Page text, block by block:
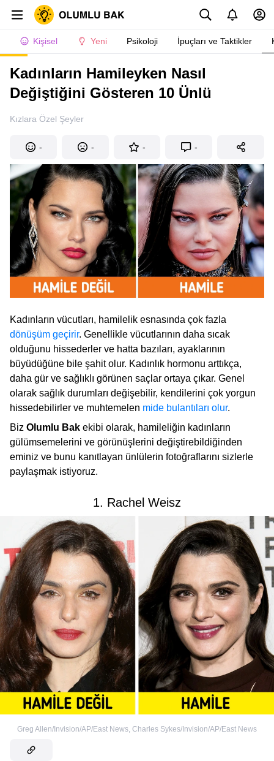
Kişisel Yeni Psikoloji İpuçları ve Taktikler
Kadınların Hamileyken Nasıl
Değiştiğini Gösteren 10 Ünlü
Kızlara Özel Şeyler
- - - -
Kadınların vücutları, hamilelik esnasında çok fazla
dönüşüm geçirir. Genellikle vücutlarının daha sıcak
olduğunu hissederler ve hatta bazıları, ayaklarının
büyüdüğüne bile şahit olur. Kadınlık hormonu arttıkça,
daha gür ve sağlıklı görünen saçlar ortaya çıkar. Genel
olarak sağlık durumları değişebilir, kendilerini çok yorgun
hissedebilirler ve muhtemelen mide bulantıları olur.
Biz Olumlu Bak ekibi olarak, hamileliğin kadınların
gülümsemelerini ve görünüşlerini değiştirebildiğinden
eminiz ve bunu kanıtlayan ünlülerin fotoğraflarını sizlerle
paylaşmak istiyoruz.
1. Rachel Weisz
Greg Allen/Invision/AP/East News, Charles Sykes/Invision/AP/East News